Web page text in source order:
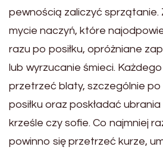
pewnością zaliczyć sprzątanie.
mycie naczyń, które
razu po posiłku, opróżniane
lub wyrzucanie śmieci.
przetrzeć blaty, szczególnie
posiłku oraz poskładać
krześle czy sofie. Co najmniej
powinno się przetrzeć kurze,